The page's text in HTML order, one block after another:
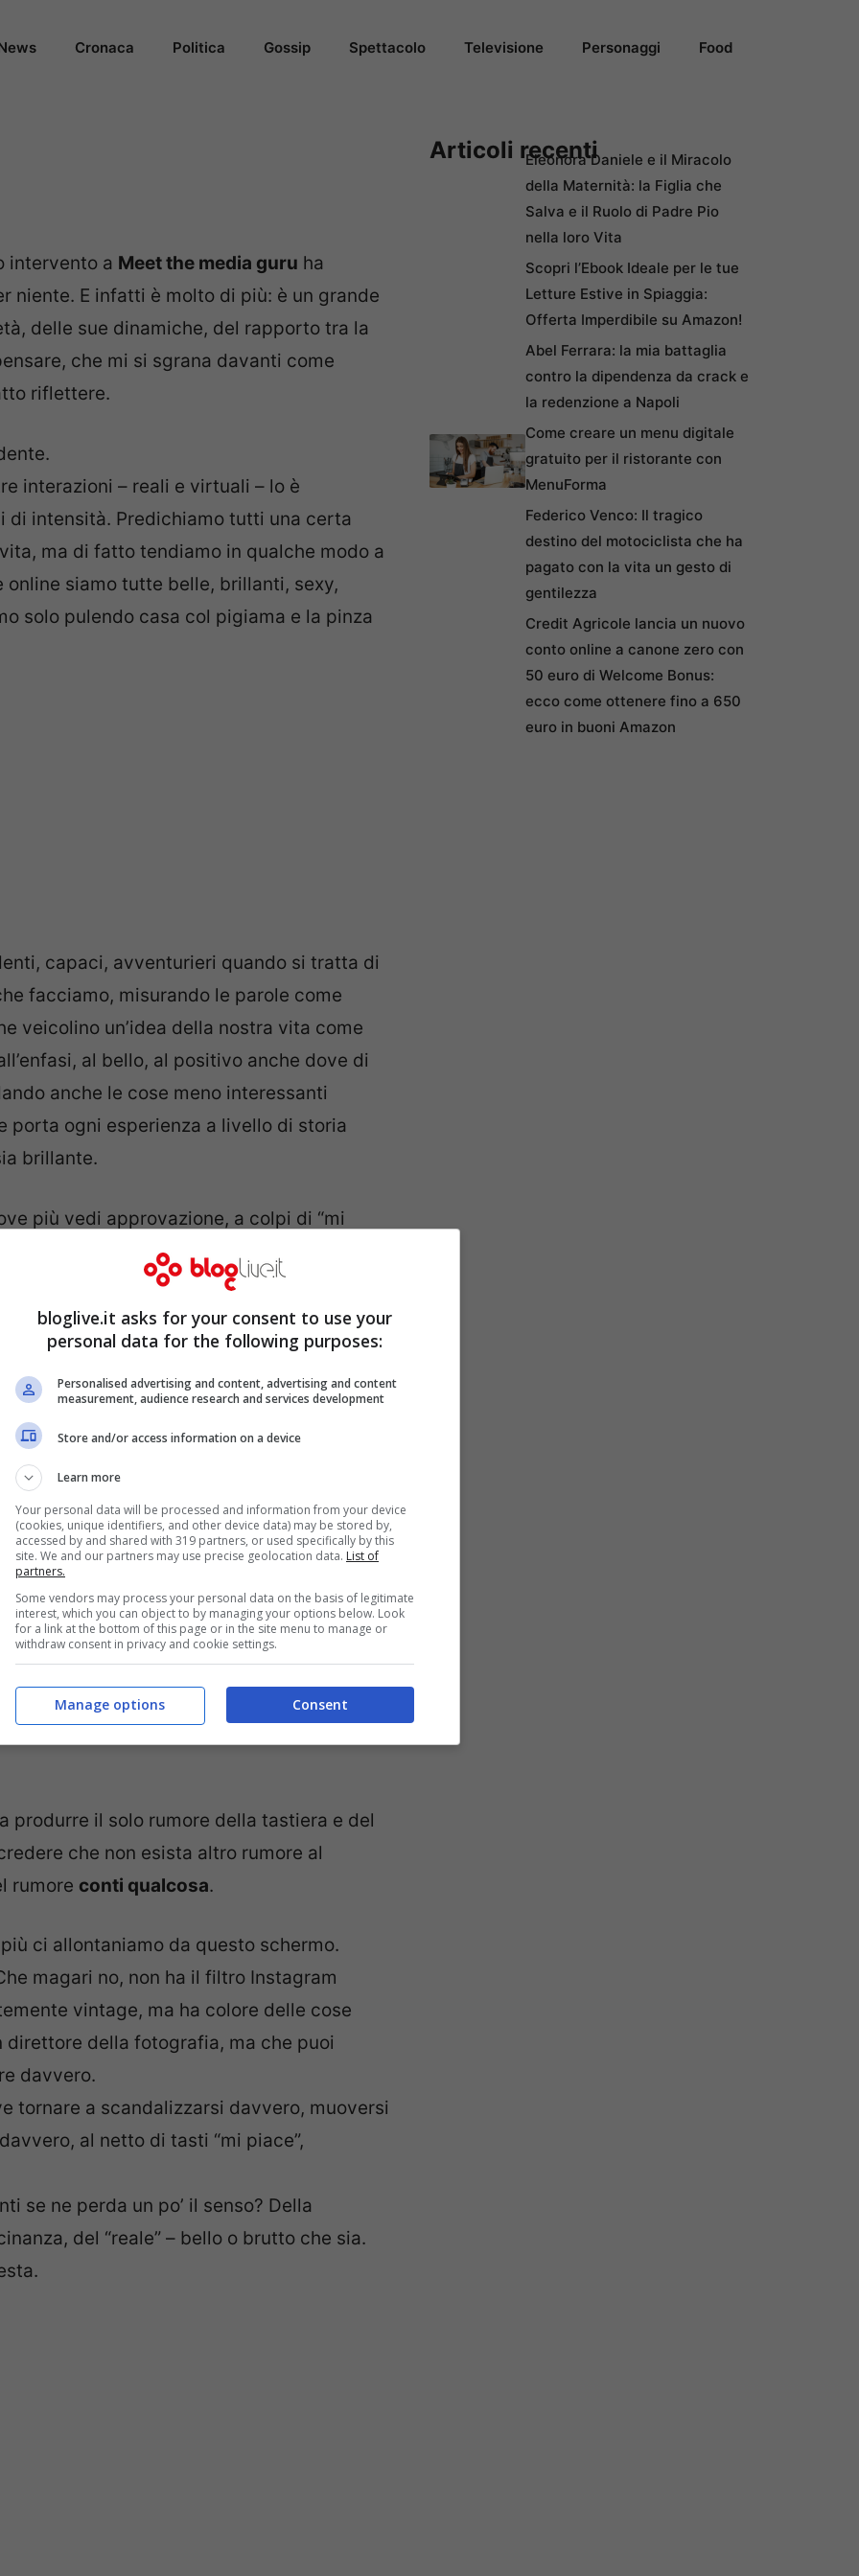
Cronaca Politica Gossip Spettacolo Televisione Personaggi Food
intervento a Meet the media guru ha
niente. E infatti è molto di più: è un grande
delle sue dinamiche, del rapporto tra la
che mi si sgrana davanti come
riflettere.
interazioni – reali e virtuali – lo è
intensità. Predichiamo tutti una certa
ma di fatto tendiamo in qualche modo a
online siamo tutte belle, brillanti, sexy,
solo pulendo casa col pigiama e la pinza
capaci, avventurieri quando si tratta di
facciamo, misurando le parole come
veicolino un’idea della nostra vita come
al bello, al positivo anche dove di
anche le cose meno interessanti
porta ogni esperienza a livello di storia
brillante.
più vedi approvazione, a colpi di “mi
la generino, in un vortice che ti porta a
là dove alcune di quelle storie invece
preziosa.
differenza – quel valore – è forse la
quando la perdi online la perdi
distinguere le cose e viverle
ma guardandole dritte negli occhi e basta.
produrre il solo rumore della tastiera e del
che non esista altro rumore al
rumore conti qualcosa.
ci allontaniamo da questo schermo.
magari no, non ha il filtro Instagram
vintage, ma ha colore delle cose
direttore della fotografia, ma che puoi
davvero.
tornare a scandalizzarsi davvero, muoversi
al netto di tasti “mi piace”,
se ne perda un po’ il senso? Della
del “reale” – bello o brutto che sia.
Articoli recentiEleonora Daniele e il Miracolo
della Maternità: la Figlia che
Salva e il Ruolo di Padre Pio
nella loro Vita
Scopri l’Ebook Ideale per le tue
Letture Estive in Spiaggia:
Offerta Imperdibile su Amazon!
Abel Ferrara: la mia battaglia
contro la dipendenza da crack e
la redenzione a Napoli
Come creare un menu digitale
gratuito per il ristorante con
MenuForma
Federico Venco: Il tragico
destino del motociclista che ha
pagato con la vita un gesto di
gentilezza
Credit Agricole lancia un nuovo
conto online a canone zero con
50 euro di Welcome Bonus:
ecco come ottenere fino a 650
euro in buoni Amazon
bloglive.it asks for your consent to use your
personal data for the following purposes:
Personalised advertising and content, advertising and content
measurement, audience research and services development
Store and/or access information on a device
Learn more
Your personal data will be processed and information from your device
(cookies, unique identifiers, and other device data) may be stored by,
accessed by and shared with 319 partners, or used specifically by this
site. We and our partners may use precise geolocation data. List of
partners.
Some vendors may process your personal data on the basis of legitimate
interest, which you can object to by managing your options below. Look
for a link at the bottom of this page or in the site menu to manage or
withdraw consent in privacy and cookie settings.
Consent
Manage options